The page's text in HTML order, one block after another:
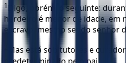
1
Digo, porém, o seguinte:
herdeiro é menor de idade, em
escravo, mesmo sendo senhor
Mas está sob tutores e
predeterminado pelo pai.